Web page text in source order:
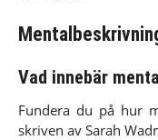
Vad innebär
Fundera du på hur
skriven av Sarah